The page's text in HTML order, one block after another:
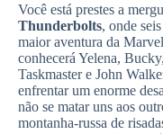
Você está prestes a
Thunderbolts, onde
maior aventura da
conhecerá Yelena,
Taskmaster e John
enfrentar um enorme
não se matar uns aos
montanha-russa de